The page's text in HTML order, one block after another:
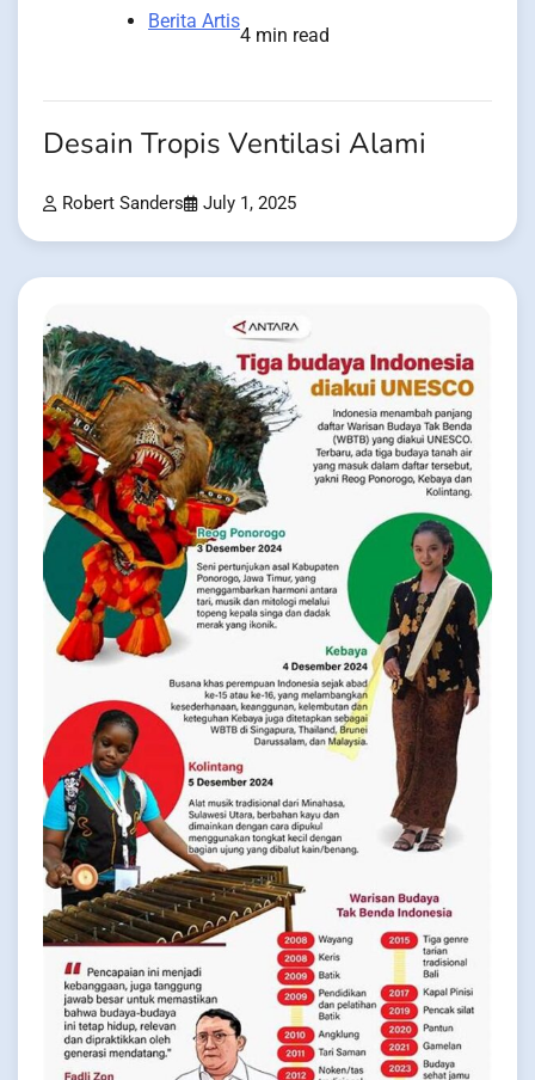
Berita Artis
4 min read
Desain Tropis Ventilasi Alami
Robert Sanders July 1, 2025